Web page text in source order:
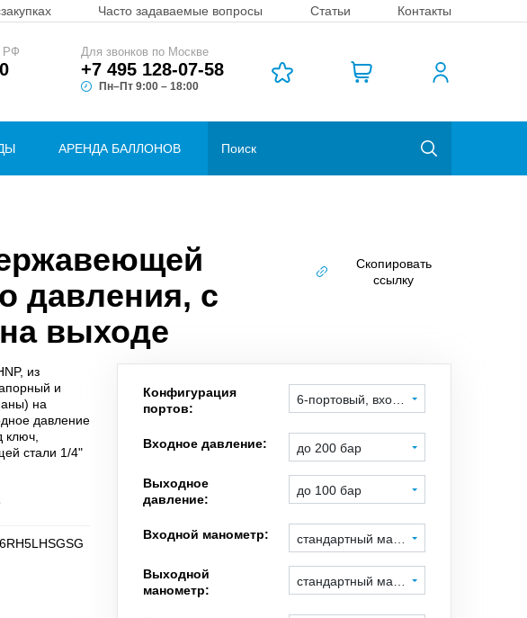
Часто задаваемые вопросы Статьи Контакты
РФ Для звонков по Москве
+7 495 128-07-58
Пн–Пт 9:00 – 18:00
АРЕНДА БАЛЛОНОВ
давления, с
выходе
Скопировать
ссылку
из
и
на
давление
ключ,
стали 1/4"
Конфигурация
портов:
Входное давление: до 200 бар
Выходное
давление:
до 100 бар
Входной манометр:
Выходной
манометр: